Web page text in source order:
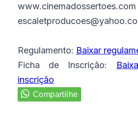
www.cinemadossertoes.com
Regulamento: Baixar
Ficha de Inscrição:
inscrição